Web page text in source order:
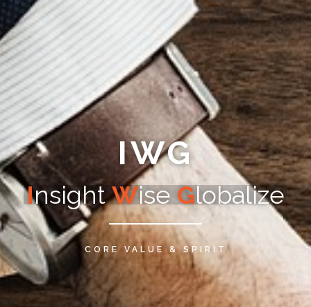
IWG
InsightWiseGlobalize
CORE VALUE & SPIRIT